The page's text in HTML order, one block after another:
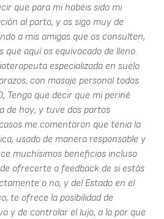
que para mi habéis sido mi
al parto, y os sigo muy de
a mis amigas que os consulten,
que aquí os equivocado de lleno.
especializada en suelo
con masaje personal todos
Tengo que decir que mi periné
de hoy, y tuve dos partos
me comentaron que tenia la
usado de manera responsable y
muchísimos beneficios incluso
ofrecerte o feedback de si estás
o no, y del Estado en el
te ofrece la posibilidad de
y de controlar el lujo, a la par que